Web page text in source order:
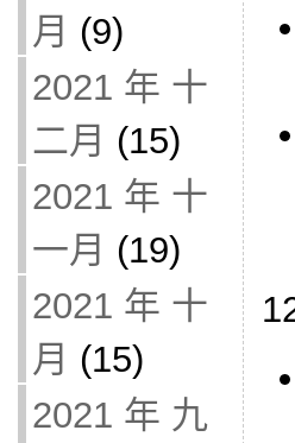
月 (9)
2021 年 十
二月 (15)
2021 年 十
一月 (19)
2021 年 十
月 (15)
2021 年 九